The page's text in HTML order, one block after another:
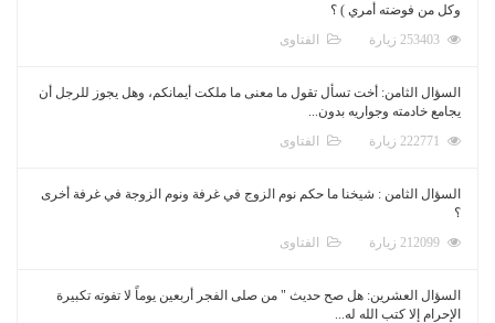
وكل من فوضته أمري ) ؟
الفتاوى
السؤال الثامن: أخت تسأل تقول ما معنى ما ملكت أيمانكم، وهل يجوز للرجل أن
يجامع خادمته وجواريه بدون...
الفتاوى
السؤال الثامن : شيخنا ما حكم نوم الزوج في غرفة ونوم الزوجة في غرفة أخرى
؟
الفتاوى
السؤال العشرين: هل صح حديث " من صلى الفجر أربعين يوماً لا تفوته تكبيرة
الإحرام إلا كتب الله له...